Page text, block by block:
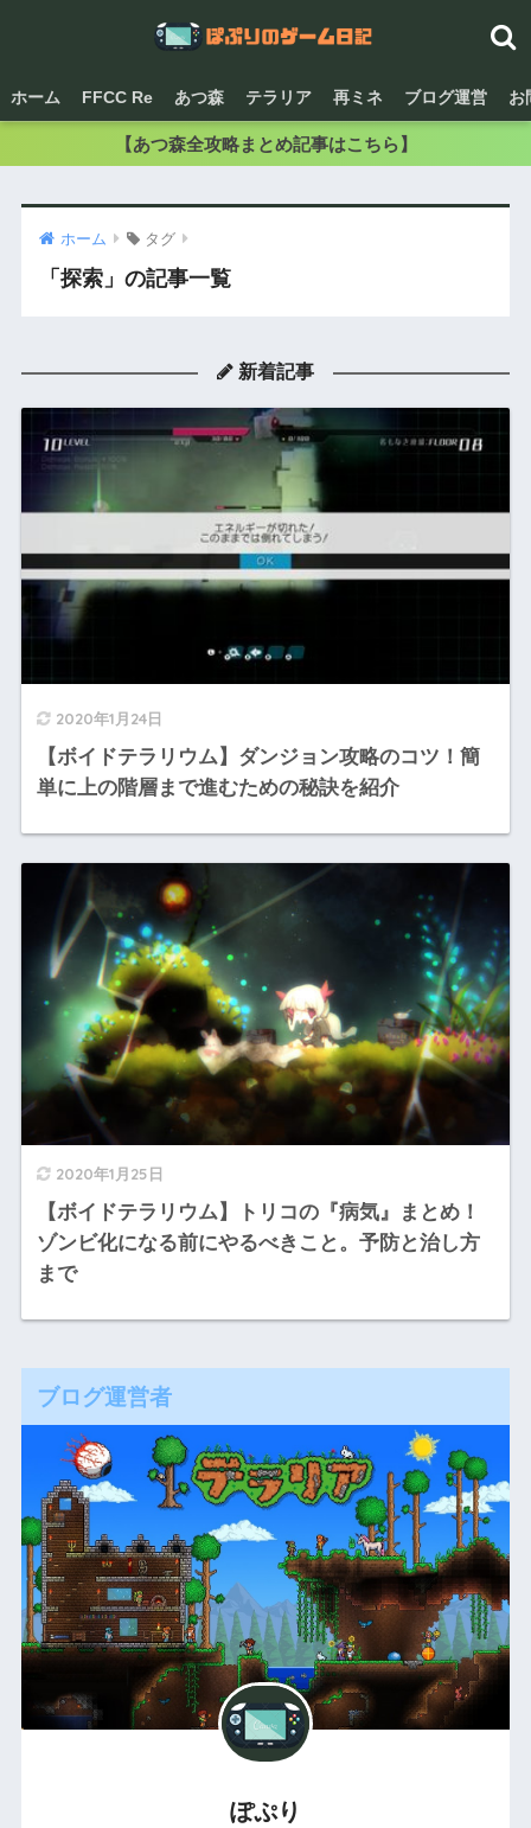
ホーム FFCC Re あつ森 テラリア 再ミネ ブログ運営 お
【あつ森全攻略まとめ記事はこちら】
ホーム タグ
「探索」の記事一覧
新着記事
2020年1月24日
【ボイドテラリウム】ダンジョン攻略のコツ！簡
単に上の階層まで進むための秘訣を紹介
2020年1月25日
【ボイドテラリウム】トリコの『病気』まとめ！
ゾンビ化になる前にやるべきこと。予防と治し方
まで
ブログ運営者
ぽぷり